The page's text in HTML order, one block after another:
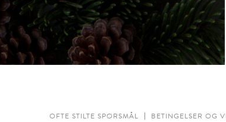
OFTE STILTE SPØRSMÅL BETINGELSER OG